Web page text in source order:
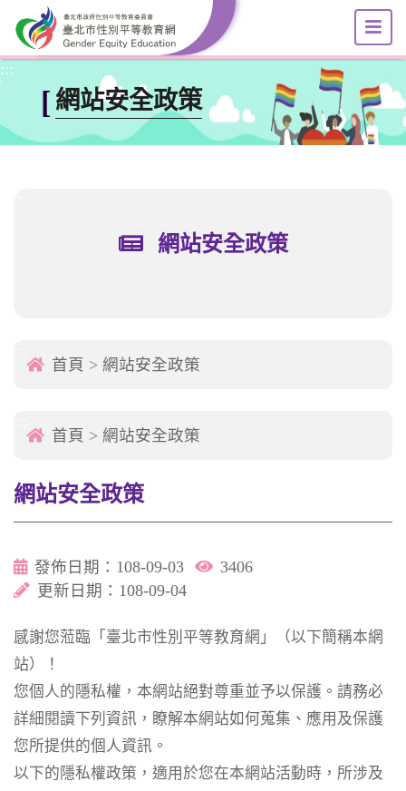
跳到主要內容區塊
:::
[ 網站安全政策
選
網站安全政策
首頁 > 網站安全政策
首頁 > 網站安全政策
網站安全政策
發佈日期：108-09-03
3406
更新日期：108-09-04
感謝您蒞臨「臺北市性別平等教育網」（以下簡稱本網
站）！
您個人的隱私權，本網站絕對尊重並予以保護。請務必
詳細閱讀下列資訊，瞭解本網站如何蒐集、應用及保護
您所提供的個人資訊。
以下的隱私權政策，適用於您在本網站活動時，所涉及